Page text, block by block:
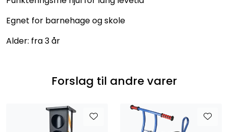
Egnet for barnehage og skole
Alder: fra 3 år
Forslag til andre varer